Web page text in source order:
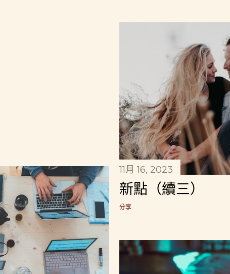
11月 16, 2023
新點（續三）
分享